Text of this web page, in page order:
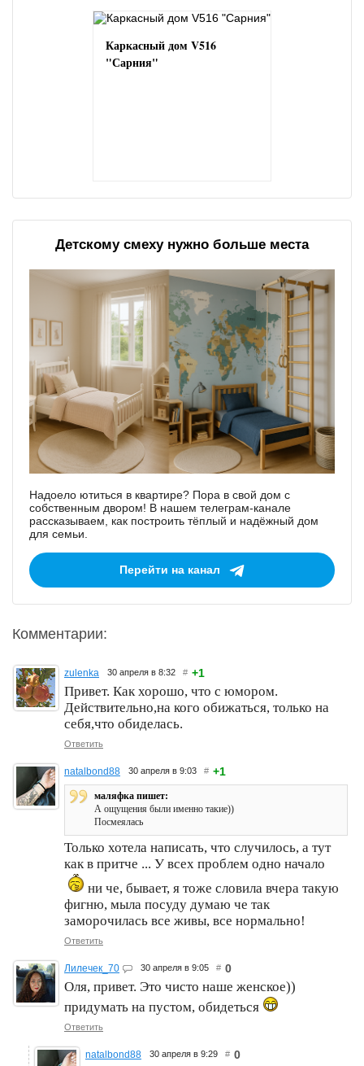
Каркасный дом V516
"Сарния"
Детскому смеху нужно больше места
Надоело ютиться в квартире? Пора в свой дом с
собственным двором! В нашем телеграм-канале
рассказываем, как построить тёплый и надёжный дом
для семьи.
Перейти на канал
Комментарии:
zulenka 30 апреля в 8:32 # +1
Привет. Как хорошо, что с юмором.
Действительно,на кого обижаться, только на
себя,что обиделась.
Ответить
natalbond88 30 апреля в 9:03 # +1
маляфка пишет:
А ощущения были именно такие))
Посмеялась
Только хотела написать, что случилось, а тут
как в притче ... У всех проблем одно начало
ни че, бывает, я тоже словила вчера такую
фигню, мыла посуду думаю че так
заморочилась все живы, все нормально!
Ответить
Лилечек_70 30 апреля в 9:05 # 0
Оля, привет. Это чисто наше женское))
придумать на пустом, обидеться
Ответить
natalbond88 30 апреля в 9:29 # 0